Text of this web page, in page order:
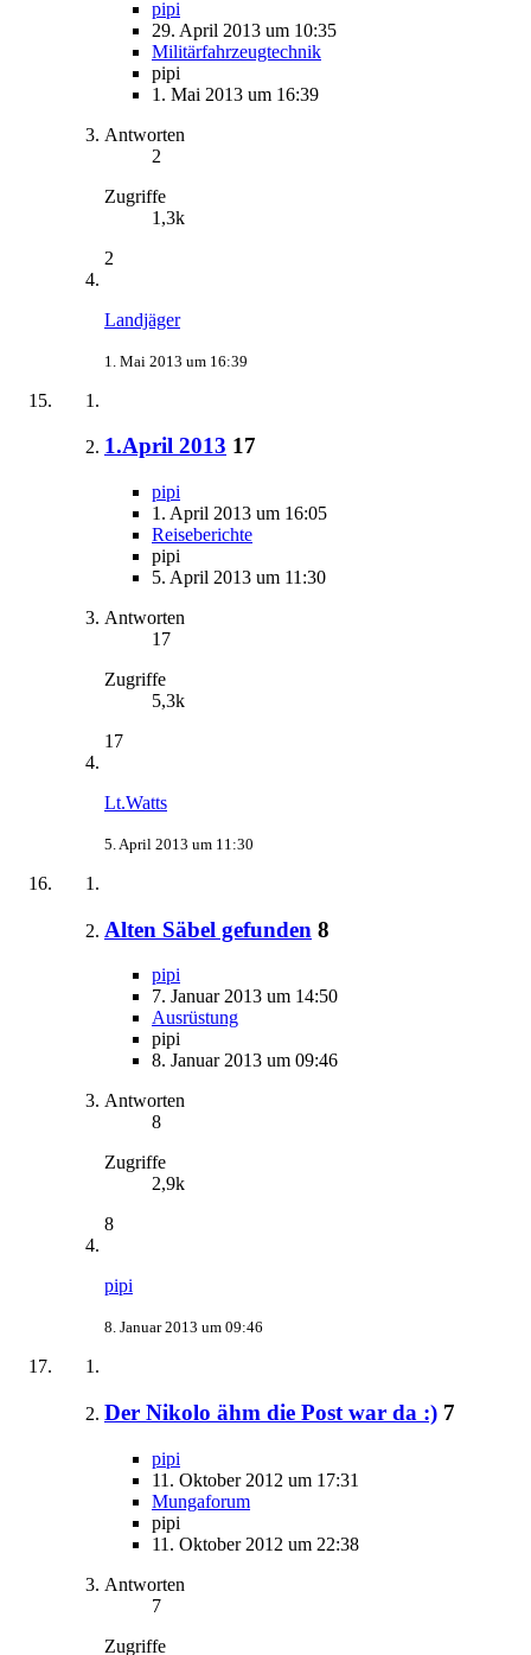
pipi
29. April 2013 um 10:35
Militärfahrzeugtechnik
pipi
1. Mai 2013 um 16:39
Antworten
2
Zugriffe
1,3k
2
Landjäger
1. Mai 2013 um 16:39
1.April 2013 17
pipi
1. April 2013 um 16:05
Reiseberichte
pipi
5. April 2013 um 11:30
Antworten
17
Zugriffe
5,3k
17
Lt.Watts
5. April 2013 um 11:30
Alten Säbel gefunden 8
pipi
7. Januar 2013 um 14:50
Ausrüstung
pipi
8. Januar 2013 um 09:46
Antworten
8
Zugriffe
2,9k
8
pipi
8. Januar 2013 um 09:46
Der Nikolo ähm die Post war da :) 7
pipi
11. Oktober 2012 um 17:31
Mungaforum
pipi
11. Oktober 2012 um 22:38
Antworten
7
Zugriffe